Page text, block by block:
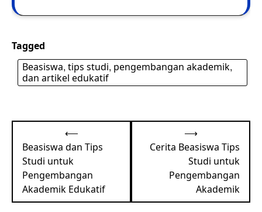
Tagged
Beasiswa, tips studi, pengembangan akademik,
dan artikel edukatif
Post
navigation
⟵
Beasiswa dan Tips
Studi untuk
Pengembangan
Akademik Edukatif
Cerita Beasiswa Tips
Studi untuk
Pengembangan
Akademik
⟶